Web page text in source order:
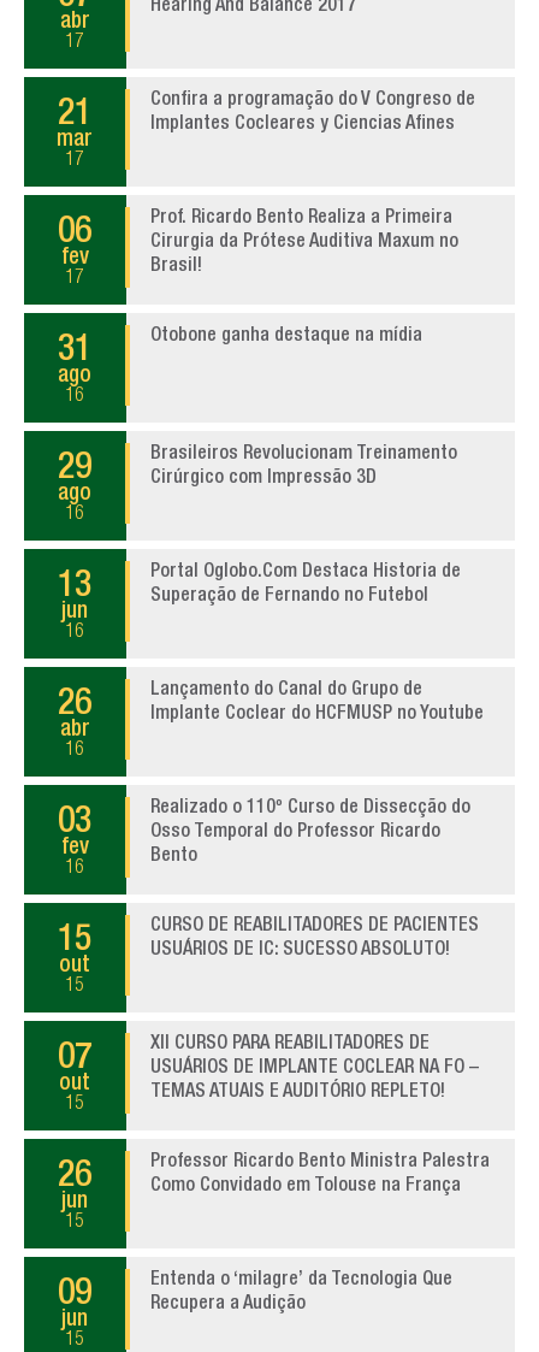
abr
17
Hearing And Balance 2017
21
mar
17
Confira a programação do V Congreso de
Implantes Cocleares y Ciencias Afines
06
fev
17
Prof. Ricardo Bento Realiza a Primeira
Cirurgia da Prótese Auditiva Maxum no
Brasil!
31
ago
16
Otobone ganha destaque na mídia
29
ago
16
Brasileiros Revolucionam Treinamento
Cirúrgico com Impressão 3D
13
jun
16
Portal Oglobo.Com Destaca Historia de
Superação de Fernando no Futebol
26
abr
16
Lançamento do Canal do Grupo de
Implante Coclear do HCFMUSP no Youtube
03
fev
16
Realizado o 110º Curso de Dissecção do
Osso Temporal do Professor Ricardo
Bento
15
out
15
CURSO DE REABILITADORES DE PACIENTES
USUÁRIOS DE IC: SUCESSO ABSOLUTO!
07
out
15
XII CURSO PARA REABILITADORES DE
USUÁRIOS DE IMPLANTE COCLEAR NA FO –
TEMAS ATUAIS E AUDITÓRIO REPLETO!
26
jun
15
Professor Ricardo Bento Ministra Palestra
Como Convidado em Tolouse na França
09
jun
15
Entenda o ‘milagre’ da Tecnologia Que
Recupera a Audição